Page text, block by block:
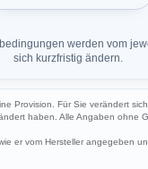
werden vom
sich kurzfristig ändern.
Provision. Für Sie verändert
haben. Alle Angaben ohne
er vom Hersteller angegeben